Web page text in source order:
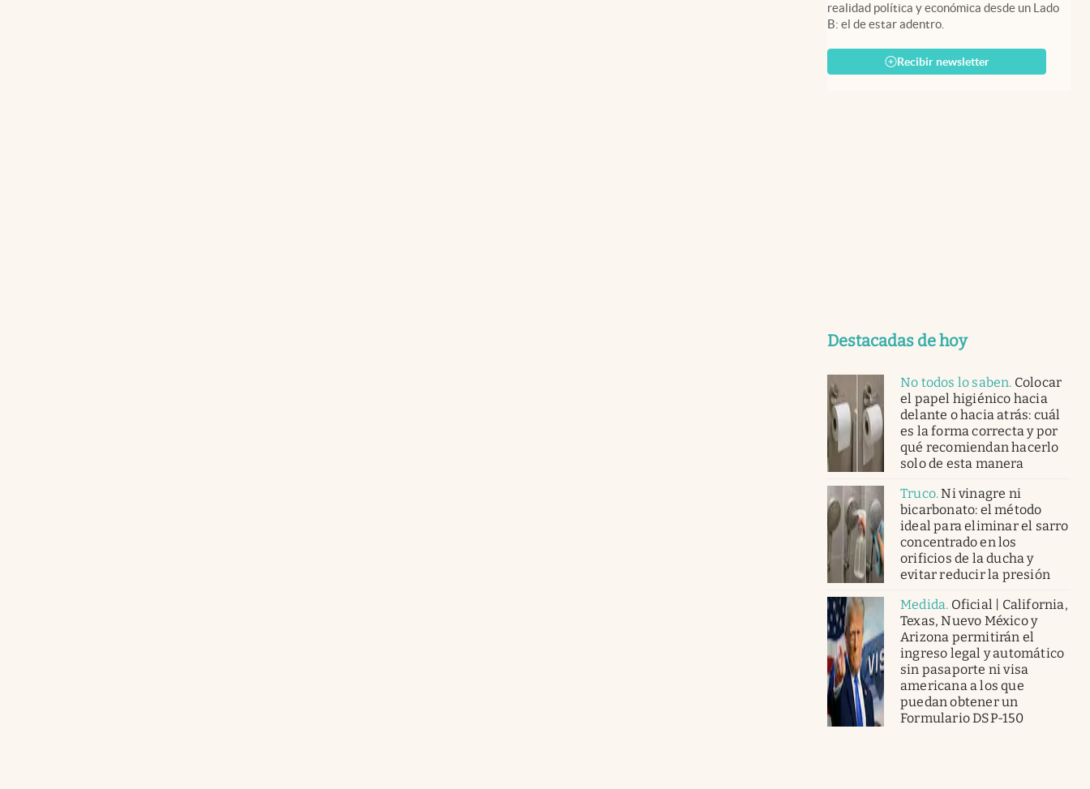
realidad política y económica desde un Lado
B: el de estar adentro.
Recibir newsletter
Destacadas de hoy
No todos lo saben. Colocar
el papel higiénico hacia
delante o hacia atrás: cuál
es la forma correcta y por
qué recomiendan hacerlo
solo de esta manera
Truco.Ni vinagre ni
bicarbonato: el método
ideal para eliminar el sarro
concentrado en los
orificios de la ducha y
evitar reducir la presión
Medida. Oficial | California,
Texas, Nuevo México y
Arizona permitirán el
ingreso legal y automático
sin pasaporte ni visa
americana a los que
puedan obtener un
Formulario DSP-150